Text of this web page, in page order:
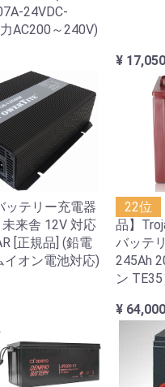
24VDC-
AC200～240V)
¥ 17,050
ッテリー充電器
来舎 12V 対応
[正規品] (鉛電
オン電池対応)
22位
品】
バッテ
245Ah
ン TE35
¥ 64,000